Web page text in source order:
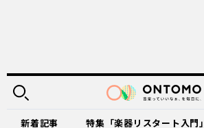
新着記事 特集「楽器リスタート入門」